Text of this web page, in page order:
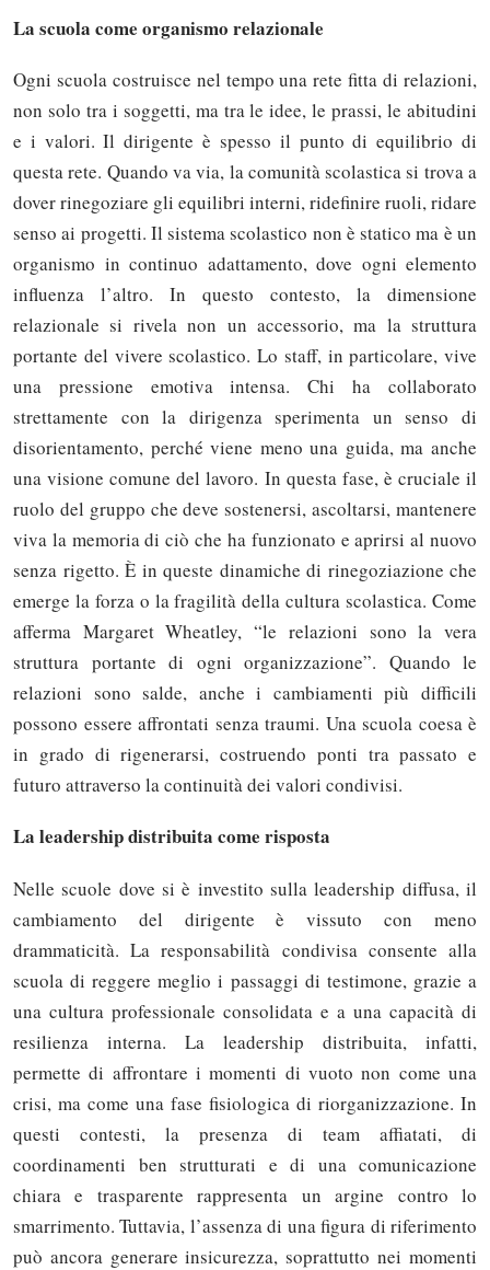
La scuola come organismo relazionale
Ogni scuola costruisce nel tempo una rete fitta di relazioni,
non solo tra i soggetti, ma tra le idee, le prassi, le abitudini
e i valori. Il dirigente è spesso il punto di equilibrio di
questa rete. Quando va via, la comunità scolastica si trova a
dover rinegoziare gli equilibri interni, ridefinire ruoli, ridare
senso ai progetti. Il sistema scolastico non è statico ma è un
organismo in continuo adattamento, dove ogni elemento
influenza l’altro. In questo contesto, la dimensione
relazionale si rivela non un accessorio, ma la struttura
portante del vivere scolastico. Lo staff, in particolare, vive
una pressione emotiva intensa. Chi ha collaborato
strettamente con la dirigenza sperimenta un senso di
disorientamento, perché viene meno una guida, ma anche
una visione comune del lavoro. In questa fase, è cruciale il
ruolo del gruppo che deve sostenersi, ascoltarsi, mantenere
viva la memoria di ciò che ha funzionato e aprirsi al nuovo
senza rigetto. È in queste dinamiche di rinegoziazione che
emerge la forza o la fragilità della cultura scolastica. Come
afferma Margaret Wheatley, “le relazioni sono la vera
struttura portante di ogni organizzazione”. Quando le
relazioni sono salde, anche i cambiamenti più difficili
possono essere affrontati senza traumi. Una scuola coesa è
in grado di rigenerarsi, costruendo ponti tra passato e
futuro attraverso la continuità dei valori condivisi.
La leadership distribuita come risposta
Nelle scuole dove si è investito sulla leadership diffusa, il
cambiamento del dirigente è vissuto con meno
drammaticità. La responsabilità condivisa consente alla
scuola di reggere meglio i passaggi di testimone, grazie a
una cultura professionale consolidata e a una capacità di
resilienza interna. La leadership distribuita, infatti,
permette di affrontare i momenti di vuoto non come una
crisi, ma come una fase fisiologica di riorganizzazione. In
questi contesti, la presenza di team affiatati, di
coordinamenti ben strutturati e di una comunicazione
chiara e trasparente rappresenta un argine contro lo
smarrimento. Tuttavia, l’assenza di una figura di riferimento
può ancora generare insicurezza, soprattutto nei momenti